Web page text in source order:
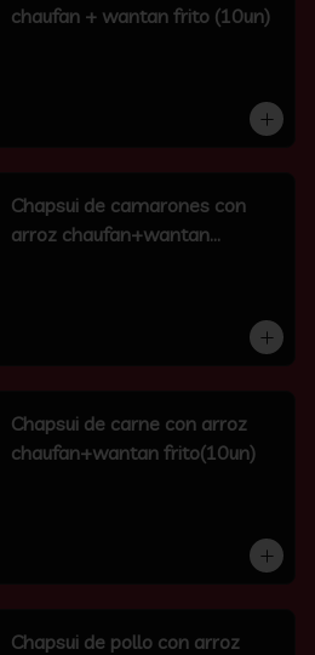
chaufan + wantan frito (10un)
Chapsui de camarones con
arroz chaufan+wantan
Chapsui de carne con arroz
chaufan+wantan frito(10un)
Chapsui de pollo con arroz